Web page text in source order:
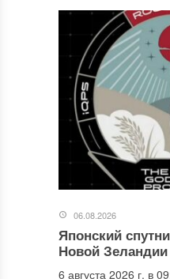
06.08.2026
Японский
Новой Зеландии
6 августа 2026 г. в